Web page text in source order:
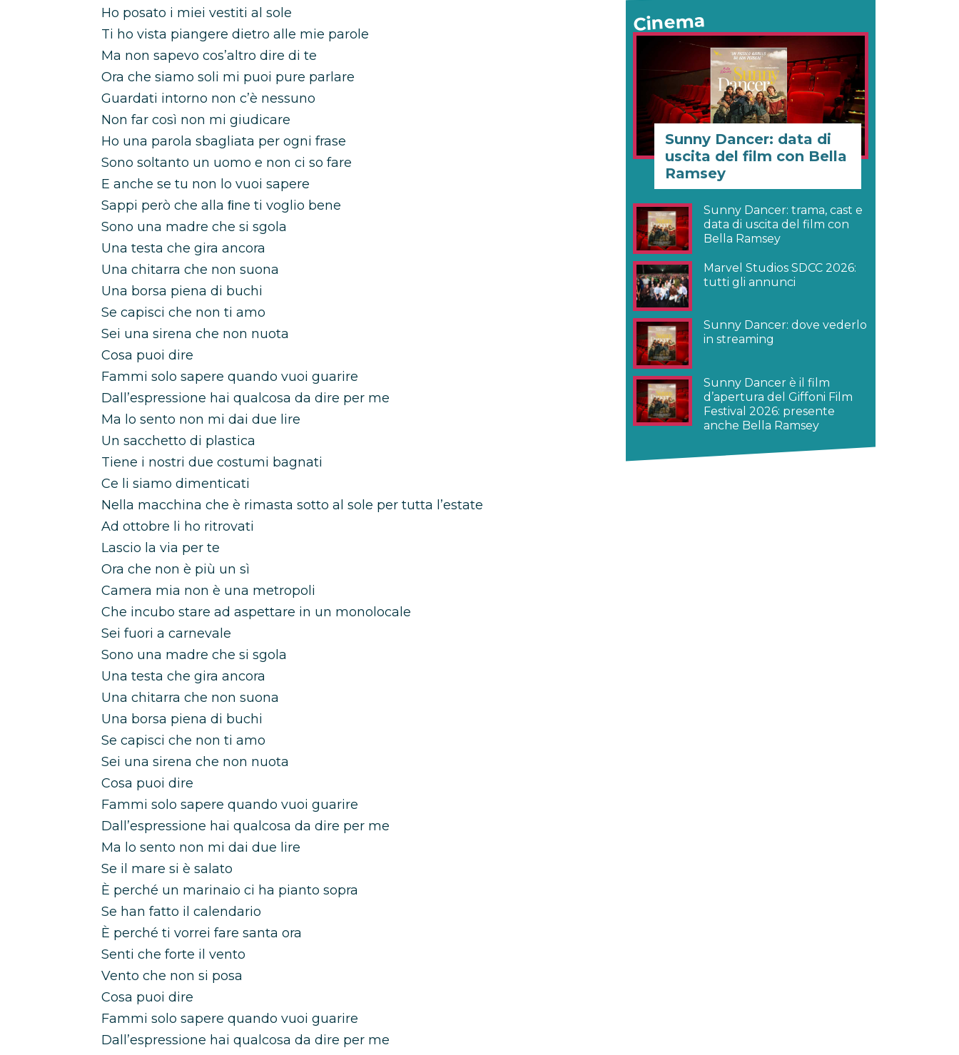
Ho posato i miei vestiti al sole
Ti ho vista piangere dietro alle mie parole
Ma non sapevo cos’altro dire di te
Ora che siamo soli mi puoi pure parlare
Guardati intorno non c’è nessuno
Non far così non mi giudicare
Ho una parola sbagliata per ogni frase
Sono soltanto un uomo e non ci so fare
E anche se tu non lo vuoi sapere
Sappi però che alla ﬁne ti voglio bene
Sono una madre che si sgola
Una testa che gira ancora
Una chitarra che non suona
Una borsa piena di buchi
Se capisci che non ti amo
Sei una sirena che non nuota
Cosa puoi dire
Fammi solo sapere quando vuoi guarire
Dall’espressione hai qualcosa da dire per me
Ma lo sento non mi dai due lire
Un sacchetto di plastica
Tiene i nostri due costumi bagnati
Ce li siamo dimenticati
Nella macchina che è rimasta sotto al sole per tutta l’estate
Ad ottobre li ho ritrovati
Lascio la via per te
Ora che non è più un sì
Camera mia non è una metropoli
Che incubo stare ad aspettare in un monolocale
Sei fuori a carnevale
Sono una madre che si sgola
Una testa che gira ancora
Una chitarra che non suona
Una borsa piena di buchi
Se capisci che non ti amo
Sei una sirena che non nuota
Cosa puoi dire
Fammi solo sapere quando vuoi guarire
Dall’espressione hai qualcosa da dire per me
Ma lo sento non mi dai due lire
Se il mare si è salato
È perché un marinaio ci ha pianto sopra
Se han fatto il calendario
È perché ti vorrei fare santa ora
Senti che forte il vento
Vento che non si posa
Cosa puoi dire
Fammi solo sapere quando vuoi guarire
Dall’espressione hai qualcosa da dire per me
Cinema
Sunny Dancer: data di
uscita del film con Bella
Ramsey
Sunny Dancer: trama, cast e
data di uscita del film con
Bella Ramsey
Marvel Studios SDCC 2026:
tutti gli annunci
Sunny Dancer: dove vederlo
in streaming
Sunny Dancer è il film
d’apertura del Giffoni Film
Festival 2026: presente
anche Bella Ramsey